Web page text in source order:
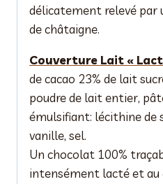
délicatement relevé par
de châtaigne.
Couverture Lait «
de cacao 23% de lait
poudre de lait entier,
émulsifiant: lécithine de
vanille, sel.
Un chocolat 100%
intensément lacté et au